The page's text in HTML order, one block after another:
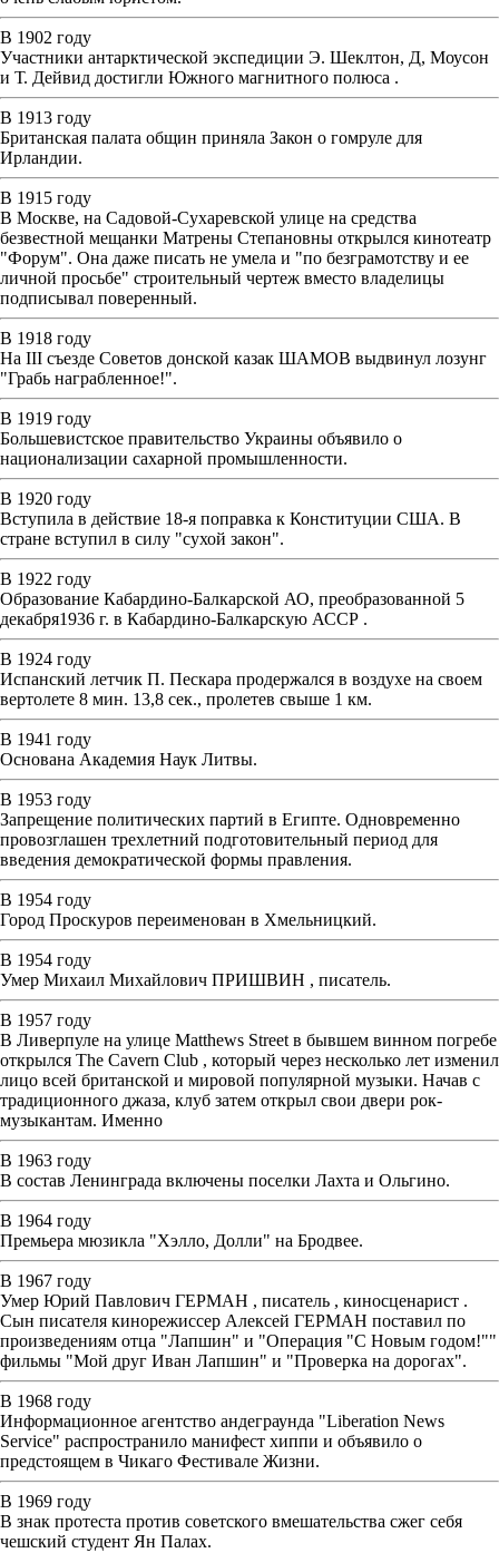
В 1902 году
Участники антарктической экспедиции Э. Шеклтон, Д, Моусон
и Т. Дейвид достигли Южного магнитного полюса .
В 1913 году
Британская палата общин приняла Закон о гомруле для
Ирландии.
В 1915 году
В Москве, на Садовой-Сухаревской улице на средства
безвестной мещанки Матрены Степановны открылся кинотеатр
"Форум". Она даже писать не умела и "по безграмотству и ее
личной просьбе" строительный чертеж вместо владелицы
подписывал поверенный.
В 1918 году
На III съезде Советов донской казак ШАМОВ выдвинул лозунг
"Грабь награбленное!".
В 1919 году
Большевистское правительство Украины объявило о
национализации сахарной промышленности.
В 1920 году
Вступила в действие 18-я поправка к Конституции США. В
стране вступил в силу "сухой закон".
В 1922 году
Образование Кабардино-Балкарской АО, преобразованной 5
декабря1936 г. в Кабардино-Балкарскую АССР .
В 1924 году
Испанский летчик П. Пескара продержался в воздухе на своем
вертолете 8 мин. 13,8 сек., пролетев свыше 1 км.
В 1941 году
Основана Академия Наук Литвы.
В 1953 году
Запрещение политических партий в Египте. Одновременно
провозглашен трехлетний подготовительный период для
введения демократической формы правления.
В 1954 году
Город Проскуров переименован в Хмельницкий.
В 1954 году
Умер Михаил Михайлович ПРИШВИН , писатель.
В 1957 году
В Ливерпуле на улице Matthews Street в бывшем винном погребе
открылся The Cavern Club , который через несколько лет изменил
лицо всей британской и мировой популярной музыки. Начав с
традиционного джаза, клуб затем открыл свои двери рок-
музыкантам. Именно
В 1963 году
В состав Ленинграда включены поселки Лахта и Ольгино.
В 1964 году
Премьера мюзикла "Хэлло, Долли" на Бродвее.
В 1967 году
Умер Юрий Павлович ГЕРМАН , писатель , киносценарист .
Сын писателя кинорежиссер Алексей ГЕРМАН поставил по
произведениям отца "Лапшин" и "Операция "С Новым годом!""
фильмы "Мой друг Иван Лапшин" и "Проверка на дорогах".
В 1968 году
Информационное агентство андеграунда "Liberation News
Service" распространило манифест хиппи и объявило о
предстоящем в Чикаго Фестивале Жизни.
В 1969 году
В знак протеста против советского вмешательства сжег себя
чешский студент Ян Палах.